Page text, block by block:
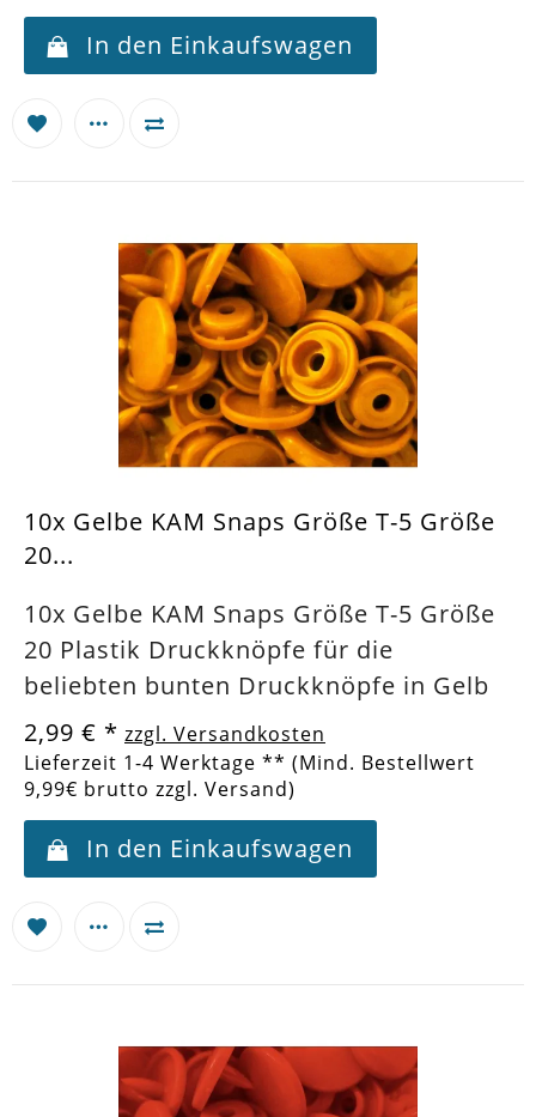
In den Einkaufswagen
10x Gelbe KAM Snaps Größe T-5 Größe
20...
10x Gelbe KAM Snaps Größe T-5 Größe
20 Plastik Druckknöpfe für die
beliebten bunten Druckknöpfe in Gelb
2,99 € * zzgl. Versandkosten
Lieferzeit 1-4 Werktage ** (Mind. Bestellwert
9,99€ brutto zzgl. Versand)
In den Einkaufswagen